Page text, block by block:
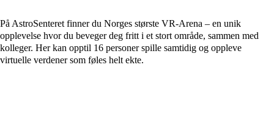
På AstroSenteret finner du Norges største VR-Arena – en unik
opplevelse hvor du beveger deg fritt i et stort område, sammen med
kolleger. Her kan opptil 16 personer spille samtidig og oppleve
virtuelle verdener som føles helt ekte.